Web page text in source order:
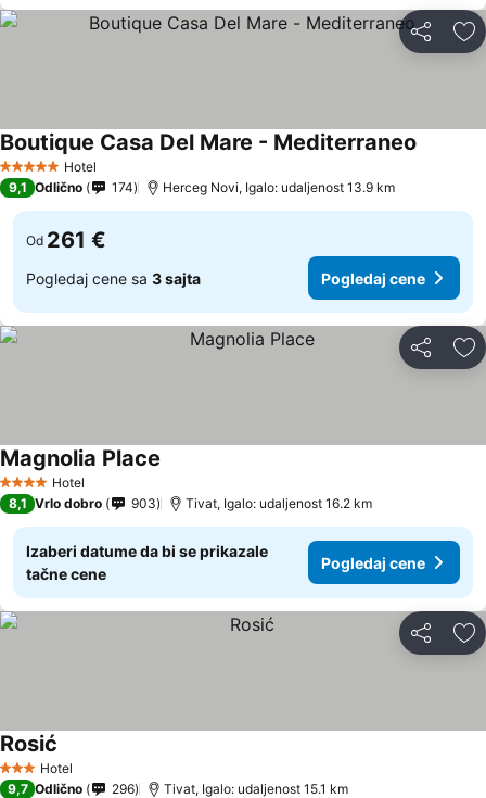
Deli
5 ZvezdiceHotel
Boutique Casa Del Mare - Mediterraneo
9,1 Odlično 174 Herceg Novi, Igalo: udaljenost 13.9 km
Od 261 €
Pogledaj cene sa 3 sajta Pogledaj cene
Deli
4 ZvezdiceHotel
Magnolia Place
8,1 Vrlo dobro 903 Tivat, Igalo: udaljenost 16.2 km
Izaberi datume da bi se prikazale
tačne cene
Pogledaj cene
Deli
3 Zvezdice
Hotel
Rosić
9,7 Odlično 296 Tivat, Igalo: udaljenost 15.1 km